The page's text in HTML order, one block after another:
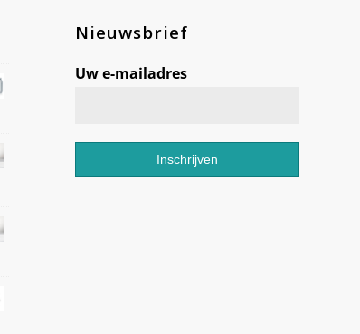
Nieuwsbrief
Uw e-mailadres